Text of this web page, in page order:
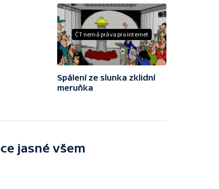
ČT nemá práva pro internet
Spálení ze slunka zklidní
meruňka
jasné všem